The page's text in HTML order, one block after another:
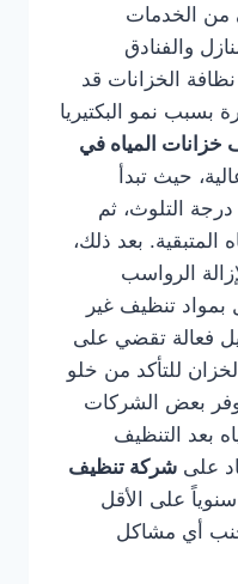
من الخدمات
والفنادق
الخزانات قد
نمو البكتيريا
المياه في
حيث تبدأ
التلوث، ثم
بعد ذلك،
الرواسب
تنظيف غير
فعالة تقضي على
للتأكد من خلو
بعض الشركات
بعد التنظيف
على شركة تنظيف
على الأقل
أي مشاكل